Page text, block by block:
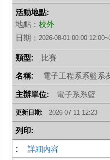
地點： 校外
日期： 2026-08-01 00:00 12:00~
比賽
電子工程系系籃系
電子系系籃
2026-07-11 12:23
詳細內容